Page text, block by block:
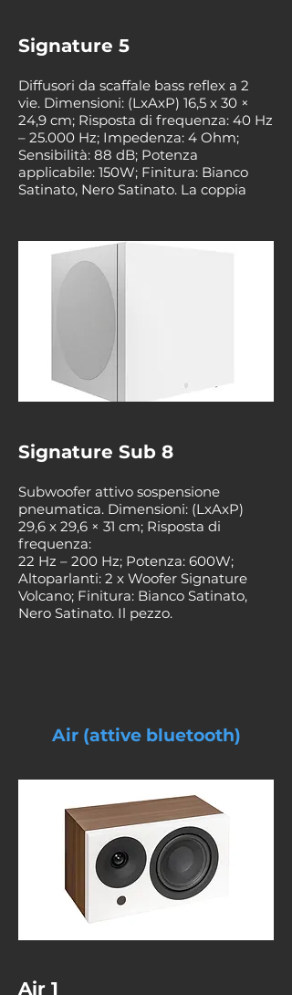
Signature 5
Diffusori da scaffale bass reflex a 2
vie. Dimensioni: (LxAxP) 16,5 x 30 ×
24,9 cm; Risposta di frequenza: 40 Hz
– 25.000 Hz; Impedenza: 4 Ohm;
Sensibilità: 88 dB; Potenza
applicabile: 150W; Finitura: Bianco
Satinato, Nero Satinato. La coppia
Signature Sub 8
Subwoofer attivo sospensione
pneumatica. Dimensioni: (LxAxP)
29,6 x 29,6 × 31 cm; Risposta di
frequenza:
22 Hz – 200 Hz; Potenza: 600W;
Altoparlanti: 2 x Woofer Signature
Volcano; Finitura: Bianco Satinato,
Nero Satinato. Il pezzo.
Air (attive bluetooth)
Air 1